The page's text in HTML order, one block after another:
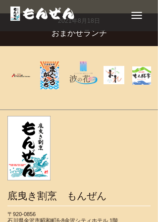
Toggle
navigation
2021年8月18日
おまかせランチ
底曳き割烹 もんぜん
〒920-0856
石川県金沢市昭和町6-8金沢シティホテル 1階